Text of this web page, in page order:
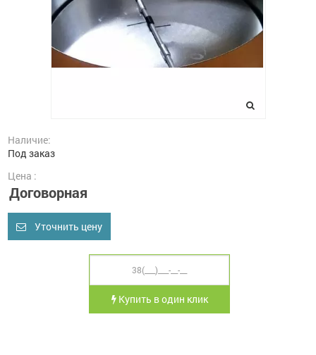
Наличие:
Под заказ
Цена :
Договорная
Уточнить цену
Купить в один клик